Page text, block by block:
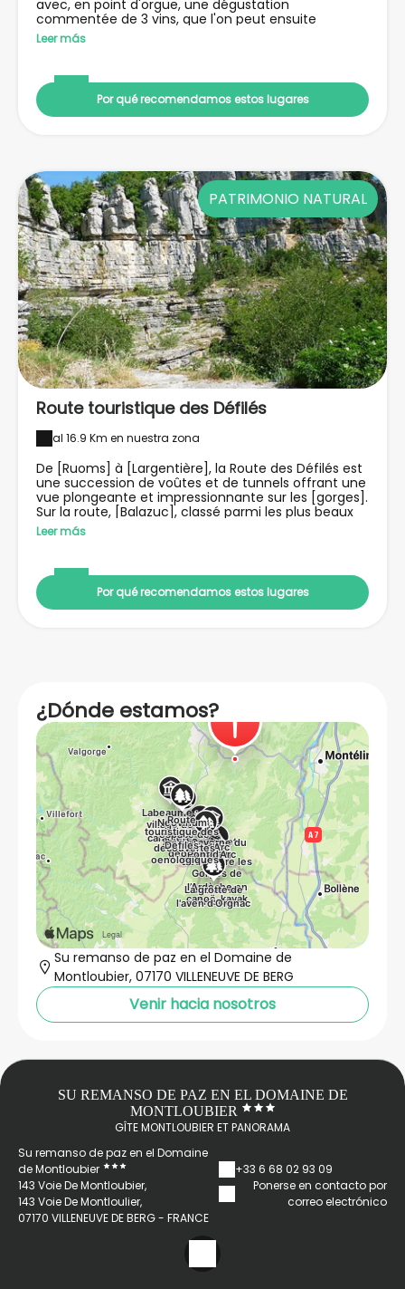
avec, en point d'orgue, une dégustation
commentée de 3 vins, que l'on peut ensuite
acheter au « caveau », lieu de vente/dégustation.
Des jeux pédagogiques permettent aux enfants de
multimédia et quiz.
Leer más
Por qué recomendamos estos lugares
PATRIMONIO NATURAL
Route touristique des Défilés
al 16.9 Km en nuestra zona
De [Ruoms] à [Largentière], la Route des Défilés est
une succession de voûtes et de tunnels offrant une
vue plongeante et impressionnante sur les [gorges].
Sur la route, [Balazuc], classé parmi les plus beaux
villages de France, est l'occasion d'une petite halte.
Leer más
Por qué recomendamos estos lugares
¿Dónde estamos?
Su remanso de paz en el Domaine de
Montloubier, 07170 VILLENEUVE DE BERG
Venir hacia nosotros
SU REMANSO DE PAZ EN EL DOMAINE DE
MONTLOUBIER
GÎTE MONTLOUBIER ET PANORAMA
Su remanso de paz en el Domaine
de Montloubier
143 Voie De Montloubier,
143 Voie De Montloulier,
07170 VILLENEUVE DE BERG - FRANCE
+33 6 68 02 93 09
Ponerse en contacto por
correo electrónico